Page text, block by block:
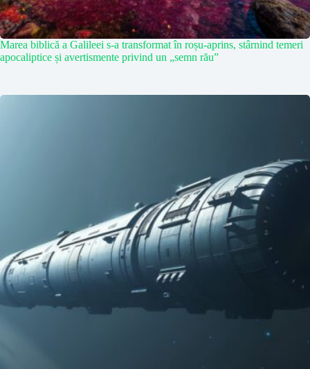
Marea biblică a Galileei s-a transformat în roșu-aprins, stârnind temeri
apocaliptice și avertismente privind un „semn rău”